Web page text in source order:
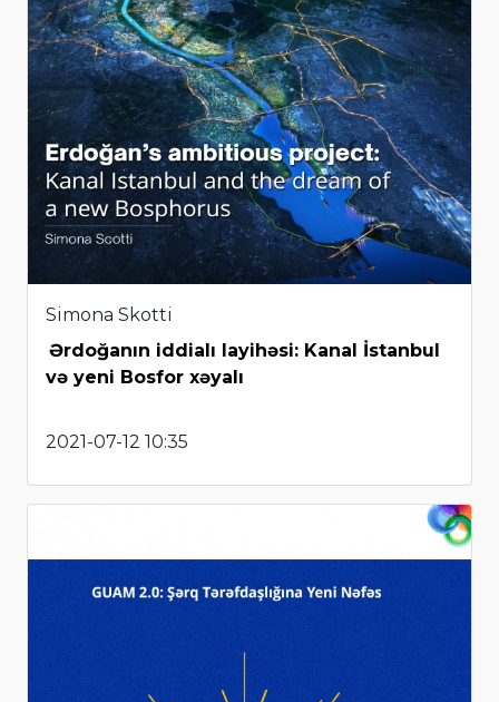
Simona Skotti
Ərdoğanın iddialı layihəsi: Kanal İstanbul
və yeni Bosfor xəyalı
2021-07-12 10:35